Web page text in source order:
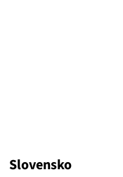
Slovensko